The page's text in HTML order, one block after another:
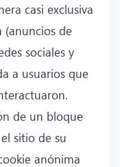
casi exclusiva
(anuncios de
sociales y
a usuarios que
de un bloque
sitio de su
anónima